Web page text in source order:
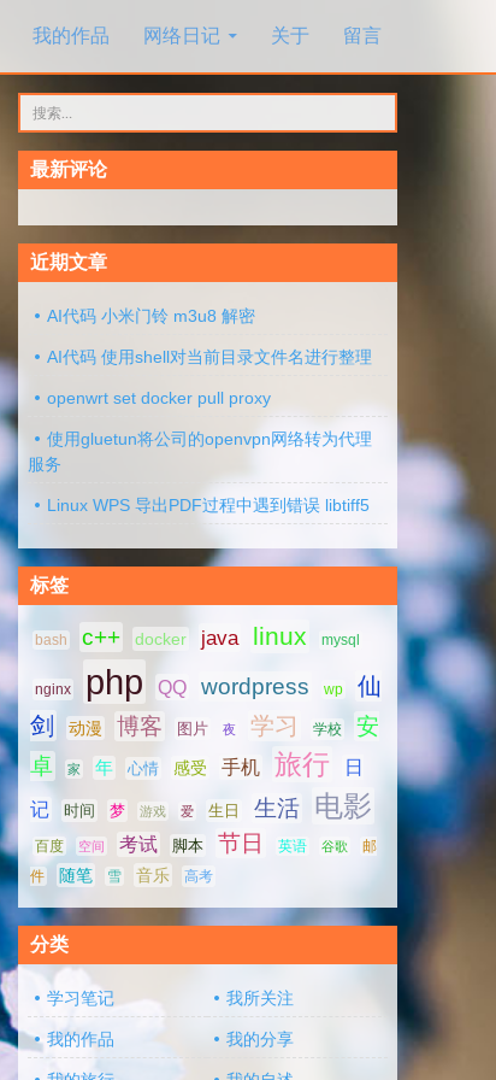
我的作品 网络日记 关于 留言
索：
最新评论
近期文章
AI代码 小米门铃 m3u8 解密
AI代码 使用shell对当前目录文件名进行整理
openwrt set docker pull proxy
使用gluetun将公司的openvpn网络转为代理
服务
Linux WPS 导出PDF过程中遇到错误 libtiff5
标签
bash c++ docker java linux mysql
nginx php QQ wordpress wp
仙
剑
动漫 博客 图片 夜 学习 学校
安
卓
家 年 心情 感受 手机 旅行 日
记 时间 梦 游戏 爱 生日 生活 电影
百度 空间 考试 脚本 节日 英语 谷歌 邮
件 随笔 雪 音乐 高考
分类
学习笔记 我所关注
我的作品 我的分享